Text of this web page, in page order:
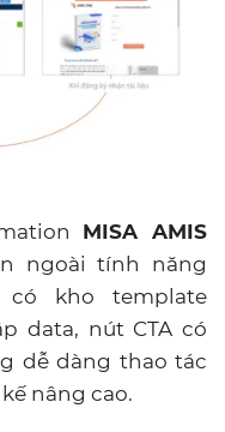
MISA AMIS
ngoài tính năng
có kho template
data, nút CTA có
dễ dàng thao tác
nâng cao.